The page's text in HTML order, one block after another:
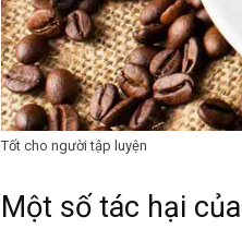
Tốt cho người tập luyện
Một số tác hại